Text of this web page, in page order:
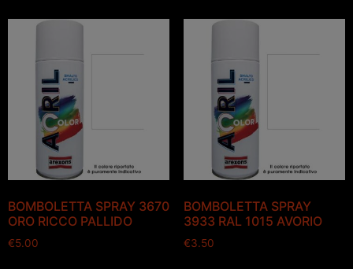
BOMBOLETTA SPRAY 3670
ORO RICCO PALLIDO
€5.00
BOMBOLETTA SPRAY
3933 RAL 1015 AVORIO
€3.50